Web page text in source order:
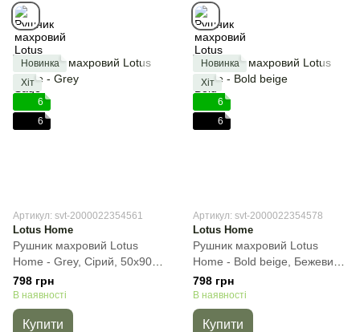
Новинка
Хіт
6
6
Артикул: svt-2000022354561
Lotus Home
Рушник махровий Lotus
Home - Grey, Сірий, 50х90
см, Для обличчя
798 грн
В наявності
Купити
Новинка
Хіт
6
6
Артикул: svt-2000022354578
Lotus Home
Рушник махровий Lotus
Home - Bold beige, Бежевий,
50х90 см, Для обличчя
798 грн
В наявності
Купити